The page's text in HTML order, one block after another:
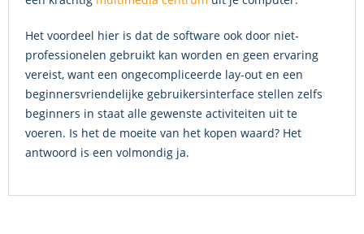
Het voordeel hier is dat de software ook door niet-
professionelen gebruikt kan worden en geen ervaring
vereist, want een ongecompliceerde lay-out en een
beginnersvriendelijke gebruikersinterface stellen zelfs
beginners in staat alle gewenste activiteiten uit te
voeren. Is het de moeite van het kopen waard? Het
antwoord is een volmondig ja.